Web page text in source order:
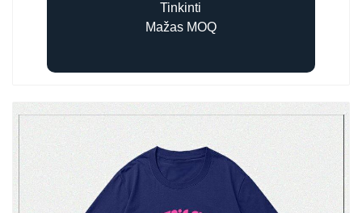
Tinkinti
Mažas MOQ